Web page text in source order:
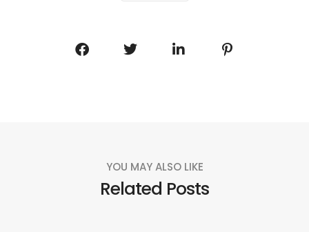
YOU MAY ALSO LIKE
Related Posts